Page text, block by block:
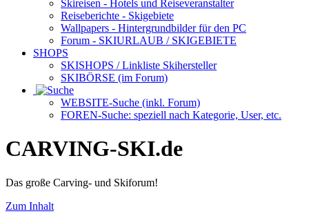
Skireisen - Hotels und Reiseveranstalter
Reiseberichte - Skigebiete
Wallpapers - Hintergrundbilder für den PC
Forum - SKIURLAUB / SKIGEBIETE
SHOPS
SKISHOPS / Linkliste Skihersteller
SKIBÖRSE (im Forum)
WEBSITE-Suche (inkl. Forum)
FOREN-Suche: speziell nach Kategorie, User, etc.
CARVING-SKI.de
Das große Carving- und Skiforum!
Zum Inhalt